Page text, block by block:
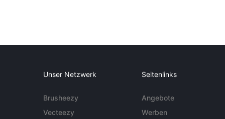
Unser Netzwerk
Brusheezy
Vecteezy
Seitenlinks
Angebote
Werben